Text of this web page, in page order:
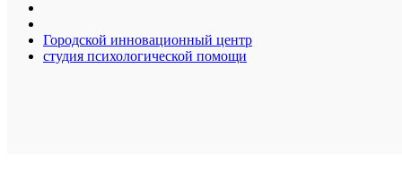
Городской инновационный центр
студия психологической помощи